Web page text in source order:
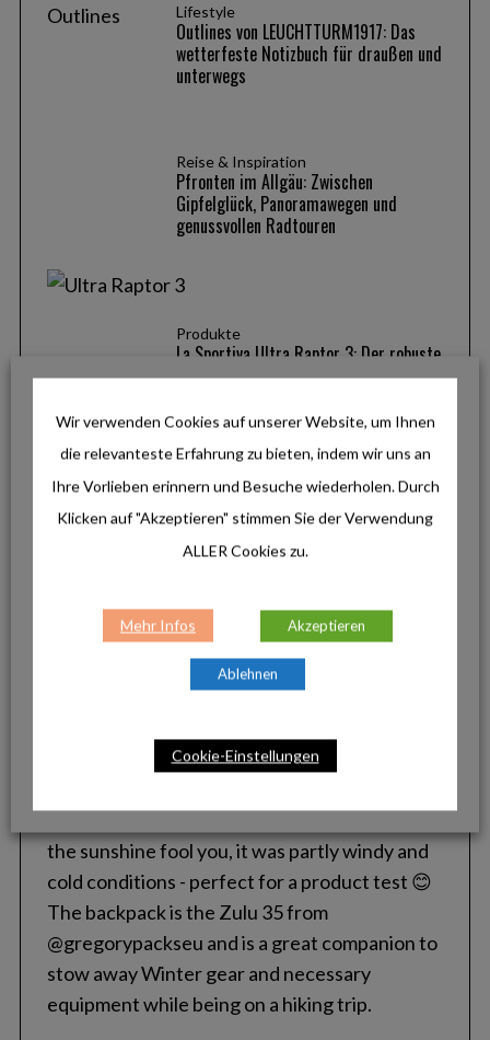
Lifestyle
Outlines von LEUCHTTURM1917: Das
wetterfeste Notizbuch für draußen und
unterwegs
Reise & Inspiration
Pfronten im Allgäu: Zwischen
Gipfelglück, Panoramawegen und
genussvollen Radtouren
Produkte
La Sportiva Ultra Raptor 3: Der robuste
Allrounder für anspruchsvolle Touren
Produkte
Design für maximale Freiheit
INSTAGRAM
Wir verwenden Cookies auf unserer Website, um Ihnen
die relevanteste Erfahrung zu bieten, indem wir uns an
Ihre Vorlieben erinnern und Besuche wiederholen. Durch
Klicken auf "Akzeptieren" stimmen Sie der Verwendung
ALLER Cookies zu.
Mehr Infos Akzeptieren
Ablehnen
Cookie-Einstellungen